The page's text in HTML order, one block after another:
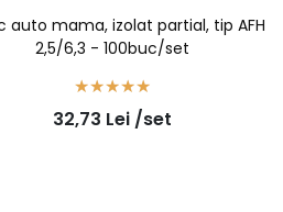
auto mama, izolat partial, tip AFH
2,5/6,3 - 100buc/set
32,73 Lei /set